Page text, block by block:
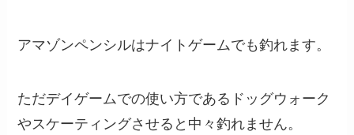
アマゾンペンシルはナイトゲームでも釣れます。
ただデイゲームでの使い方であるドッグウォーク
やスケーティングさせると中々釣れません。